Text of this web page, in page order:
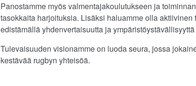
Panostamme myös valmentajakoulutukseen ja
tasokkaita harjoituksia. Lisäksi haluamme olla
edistämällä yhdenvertaisuutta ja
Tulevaisuuden visionamme on luoda seura, jossa
kestävää rugbyn yhteisöä.